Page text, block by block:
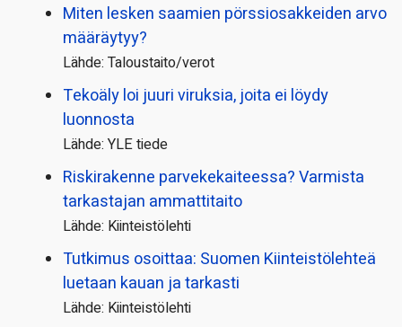
Miten lesken saamien pörssi­osakkeiden arvo
määräytyy?
Lähde: Taloustaito/verot
Tekoäly loi juuri viruksia, joita ei löydy
luonnosta
Lähde: YLE tiede
Riskirakenne parvekekaiteessa? Varmista
tarkastajan ammattitaito
Lähde: Kiinteistölehti
Tutkimus osoittaa: Suomen Kiinteistölehteä
luetaan kauan ja tarkasti
Lähde: Kiinteistölehti